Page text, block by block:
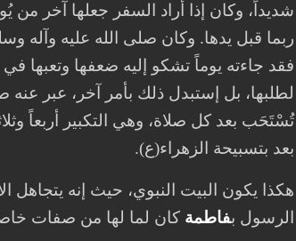
شديداً، وكان إذا أراد السفر جعلها آخر من
فقد جاءته يوماً تشكو إليه ضعفها وتعبها
لطلبها، بل إستبدل ذلك بأمر آخر، عبر
تُسْتَحَب بعد كل صلاة، وهي التكبير أربعاً
بعد بتسبيحة الزهراء(ع).
هكذا يكون البيت النبوي، حيث إنه يتجاهل
الرسول بفاطمة كان لما لها من صفات خاصة،